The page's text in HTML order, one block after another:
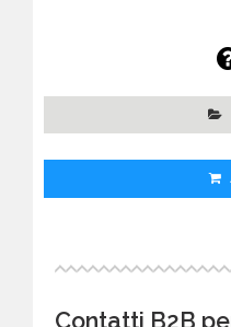
Contatti B2B